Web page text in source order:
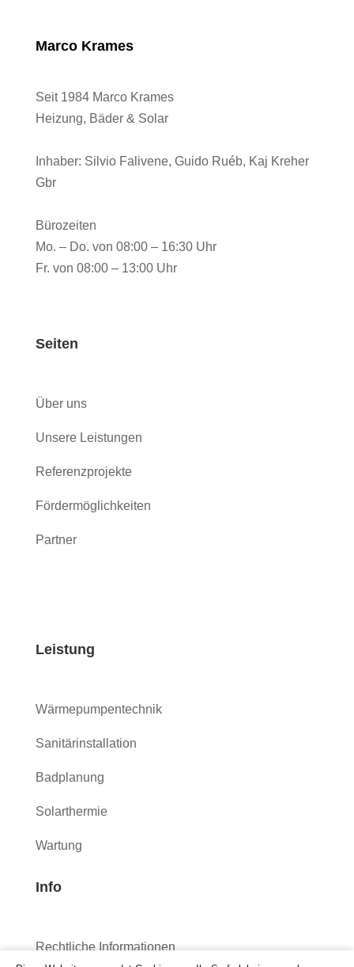
Marco Krames
Seit 1984 Marco Krames
Heizung, Bäder & Solar
Inhaber: Silvio Falivene, Guido Ruéb, Kaj Kreher
Gbr
Bürozeiten
Mo. – Do. von 08:00 – 16:30 Uhr
Fr. von 08:00 – 13:00 Uhr
Seiten
Über uns
Unsere Leistungen
Referenzprojekte
Fördermöglichkeiten
Partner
Leistung
Wärmepumpentechnik
Sanitärinstallation
Badplanung
Solarthermie
Wartung
Info
Rechtliche Informationen